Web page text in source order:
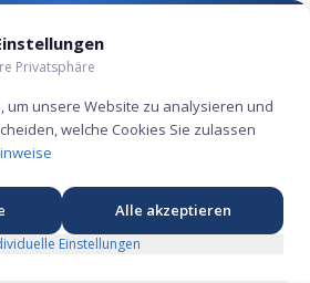
Unternehmen, das
endlich in den Griff
Privatsphäre
um unsere Website zu analysieren und
welche Cookies Sie zulassen
Alle akzeptieren
Einstellungen